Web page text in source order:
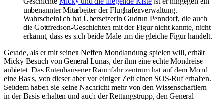
unbenannter Mitarbeiter der Flughafenverwaltung.
Wahrscheinlich hat Übersetzerin Gudrun Penndorf, die auch
die Gottfredson-Geschichten mit der Figur nicht kannte, nicht
erkannt, dass es sich beide Male um die gleiche Figur handelt.
Gerade, als er mit seinen Neffen Mondlandung spielen will, erhält
Micky Besuch von General Lunas, der ihm eine echte Mondreise
anbietet. Das Entenhausener Raumfahrtzentrum hat auf dem Mond
eine Basis, von dieser aber vor einiger Zeit einen SOS-Ruf erhalten.
Seitdem haben sie keine Nachricht mehr von den Wissenschaftlern
in der Basis erhalten und auch der Rettungstrupp, den General